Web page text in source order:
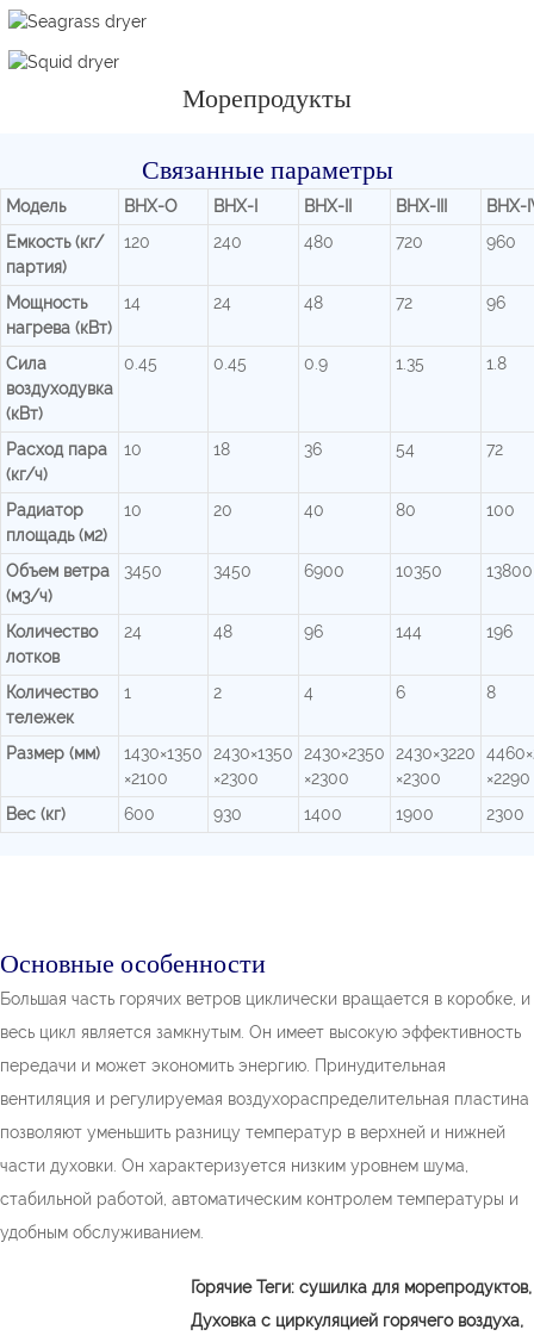
Морепродукты
Связанные параметры
Модель BHX-O BHX-I BHX-II BHX-III
BHX-
Емкость (кг/
партия)
120 240 480 720 960
Мощность
нагрева (кВт)
14 24 48 72 96
Сила
воздуходувка
(кВт)
0.45 0.45 0.9 1.35 1.8
Расход пара
(кг/ч)
10 18 36 54 72
Радиатор
площадь (м2)
10 20 40 80 100
Объем ветра
(м3/ч)
3450 3450 6900 10350 13800
Количество
лотков
24 48 96 144 196
Количество
тележек
1 2 4 6 8
Размер (мм)
1430×1350
×2100
2430×1350
×2300
2430×2350
×2300
2430×3220
×2300
×2290
Вес (кг)
600 930 1400 1900 2300
Основные особенности
Большая часть горячих ветров циклически вращается в коробке, и
весь цикл является замкнутым. Он имеет высокую эффективность
передачи и может экономить энергию. Принудительная
вентиляция и регулируемая воздухораспределительная пластина
позволяют уменьшить разницу температур в верхней и нижней
части духовки. Он характеризуется низким уровнем шума,
стабильной работой, автоматическим контролем температуры и
удобным обслуживанием.
Горячие Теги: сушилка для морепродуктов,
Духовка с циркуляцией горячего воздуха,